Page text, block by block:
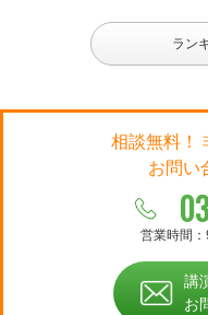
ラン
相談無料！
お問い
営業時間
講
お